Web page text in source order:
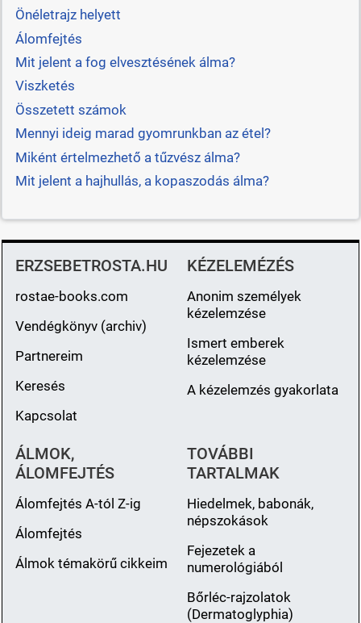
Önéletrajz helyett
Álomfejtés
Mit jelent a fog elvesztésének álma?
Viszketés
Összetett számok
Mennyi ideig marad gyomrunkban az étel?
Miként értelmezhető a tűzvész álma?
Mit jelent a hajhullás, a kopaszodás álma?
ERZSEBETROSTA.HU
rostae-books.com
Vendégkönyv (archiv)
Partnereim
Keresés
Kapcsolat
KÉZELEMÉZÉS
Anonim személyek
kézelemzése
Ismert emberek
kézelemzése
A kézelemzés gyakorlata
ÁLMOK,
ÁLOMFEJTÉS
Álomfejtés A-tól Z-ig
Álomfejtés
Álmok témakörű cikkeim
TOVÁBBI
TARTALMAK
Hiedelmek, babonák,
népszokások
Fejezetek a
numerológiából
Bőrléc-rajzolatok
(Dermatoglyphia)